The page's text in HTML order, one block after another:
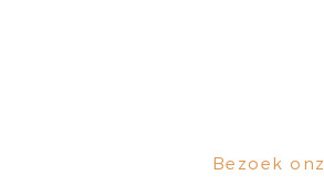
Bezoek